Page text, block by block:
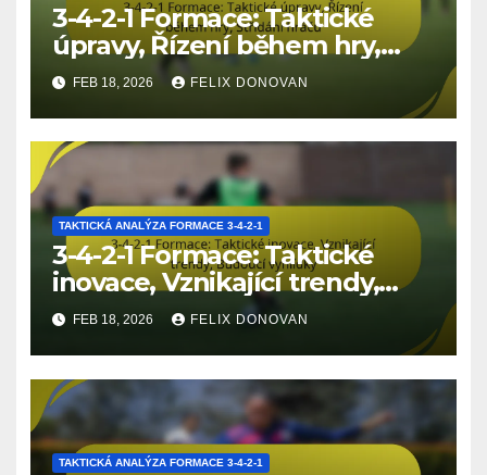
3-4-2-1 Formace: Taktické
úpravy, Řízení během hry,
Střídání hráčů
FEB 18, 2026 FELIX DONOVAN
TAKTICKÁ ANALÝZA FORMACE 3-4-2-1
3-4-2-1 Formace: Taktické
inovace, Vznikající trendy,
Budoucí vyhlídky
FEB 18, 2026 FELIX DONOVAN
TAKTICKÁ ANALÝZA FORMACE 3-4-2-1